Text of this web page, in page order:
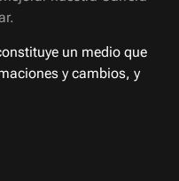
un medio que
y cambios, y